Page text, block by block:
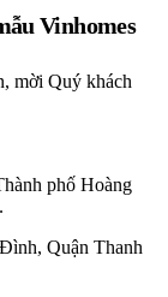
Vinhomes
mời Quý khách
phố Hoàng
Quận Thanh